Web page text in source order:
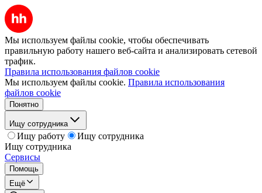
Мы используем файлы cookie, чтобы обеспечивать
правильную работу нашего веб-сайта и анализировать сетевой
трафик.
Правила использования файлов cookie
Мы используем файлы cookie. Правила использования
файлов cookie
Понятно
Ищу сотрудника
Ищу работу
Ищу сотрудника
Ищу сотрудника
Сервисы
Помощь
Ещё